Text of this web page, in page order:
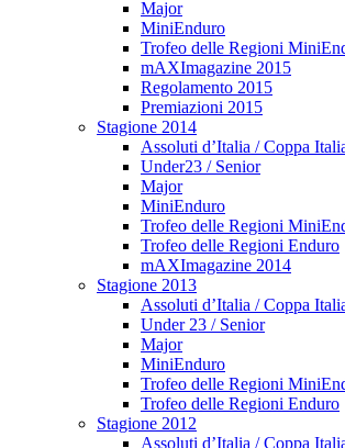
Major
MiniEnduro
Trofeo delle Regioni
mAXImagazine 2015
Regolamento 2015
Premiazioni 2015
Stagione 2014
Assoluti d’Italia / Coppa
Under23 / Senior
Major
MiniEnduro
Trofeo delle Regioni
Trofeo delle Regioni Enduro
mAXImagazine 2014
Stagione 2013
Assoluti d’Italia / Coppa
Under 23 / Senior
Major
MiniEnduro
Trofeo delle Regioni
Trofeo delle Regioni Enduro
Stagione 2012
Assoluti d’Italia / Coppa